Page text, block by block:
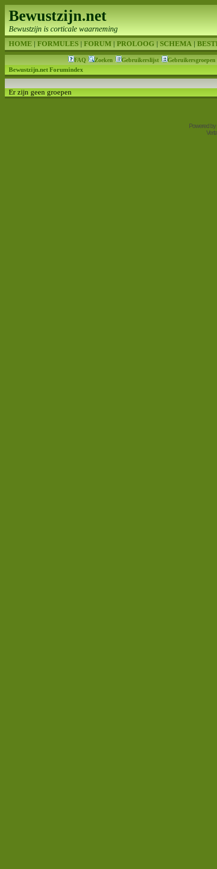
FAQ Zoeken Gebruikerslijst Gebruikersgroepen
Bewustzijn.net Forumindex
Er zijn geen groepen
Powered by
Bewustzijn.net
Bewustzijn is corticale waarneming
HOME | FORMULES | FORUM | PROLOOG | SCHEMA |